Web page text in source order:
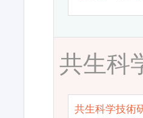
共生科
共生科学技